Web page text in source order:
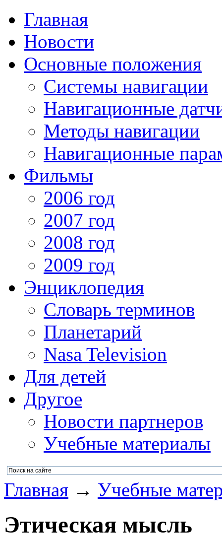
Главная
Новости
Основные положения
Системы навигации
Навигационные
Методы навигации
Навигационные
Фильмы
2006 год
2007 год
2008 год
2009 год
Энциклопедия
Словарь терминов
Планетарий
Nasa Television
Для детей
Другое
Новости партнеров
Учебные материалы
Главная → Учебные
Этическая мысль